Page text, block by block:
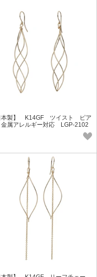
本製】 K14GF ツイスト ピア
属アレルギー対応 LGP-2102